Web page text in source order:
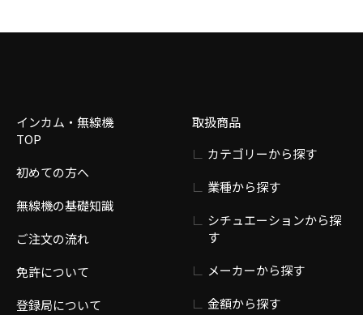
インカム・無線機
TOP
初めての方へ
無線機の基礎知識
ご注文の流れ
免許について
登録局について
取扱商品
カテゴリーから探す
業種から探す
シチュエーションから探
す
メーカーから探す
金額から探す